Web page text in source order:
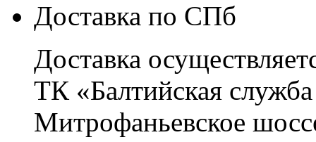
Доставка по СПб
Доставка
ТК «Балтийская
Митрофаньевское